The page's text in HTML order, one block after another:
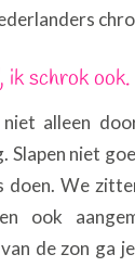
ik schrok
alleen
Slapen niet
doen. We
ook
de zon ga